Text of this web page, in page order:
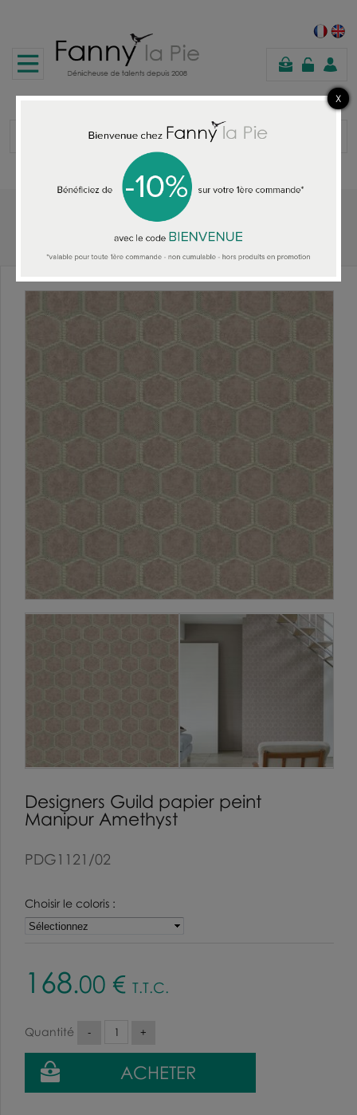
panier
Designers Guild papier peint Manipur Amethyst
Designers Guild papier peint
Manipur Amethyst
PDG1121/02
Choisir le coloris :
168.00 € T.T.C.
Quantité